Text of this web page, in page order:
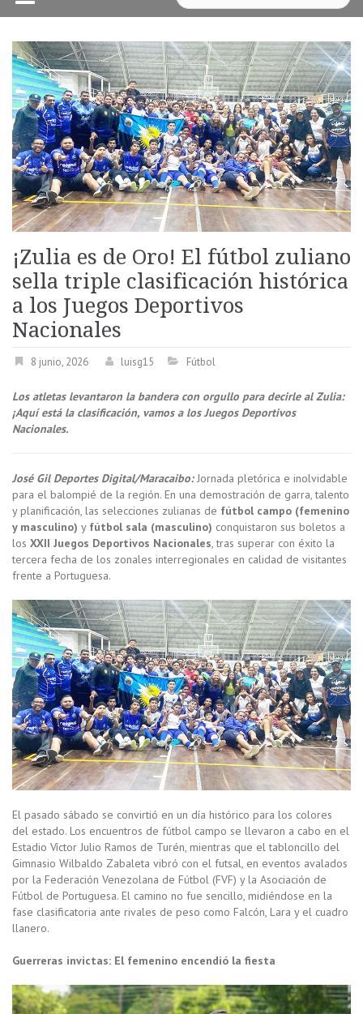
¡Zulia es de Oro! El fútbol zuliano
sella triple clasificación histórica
a los Juegos Deportivos
Nacionales
8 junio, 2026 luisg15 Fútbol
Los atletas levantaron la bandera con orgullo para decirle al Zulia:
¡Aquí está la clasificación, vamos a los Juegos Deportivos
Nacionales.
José Gil Deportes Digital/Maracaibo:Jornada pletórica e inolvidable
para el balompié de la región. En una demostración de garra, talento
y planificación, las selecciones zulianas de fútbol campo (femenino
y masculino) y fútbol sala (masculino) conquistaron sus boletos a
los XXII Juegos Deportivos Nacionales, tras superar con éxito la
tercera fecha de los zonales interregionales en calidad de visitantes
frente a Portuguesa.
El pasado sábado se convirtió en un día histórico para los colores
del estado. Los encuentros de fútbol campo se llevaron a cabo en el
Estadio Víctor Julio Ramos de Turén, mientras que el tabloncillo del
Gimnasio Wilbaldo Zabaleta vibró con el futsal, en eventos avalados
por la Federación Venezolana de Fútbol (FVF) y la Asociación de
Fútbol de Portuguesa. El camino no fue sencillo, midiéndose en la
fase clasificatoria ante rivales de peso como Falcón, Lara y el cuadro
llanero.
Guerreras invictas: El femenino encendió la fiesta